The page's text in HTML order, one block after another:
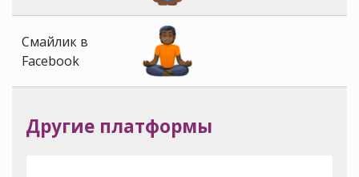
Смайлик в
Facebook
Другие платформы